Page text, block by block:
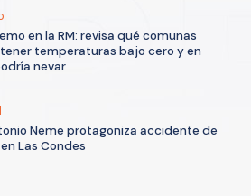
en la RM: revisa qué comunas
temperaturas bajo cero y en
nevar
Neme protagoniza accidente de
Las Condes